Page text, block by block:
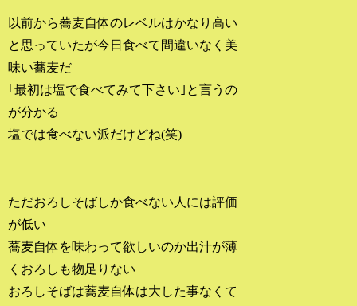
以前から蕎麦自体のレベルはかなり高い
と思っていたが今日食べて間違いなく美
味い蕎麦だ
｢最初は塩で食べてみて下さい｣と言うの
が分かる
塩では食べない派だけどね(笑)
ただおろしそばしか食べない人には評価
が低い
蕎麦自体を味わって欲しいのか出汁が薄
くおろしも物足りない
おろしそばは蕎麦自体は大した事なくて